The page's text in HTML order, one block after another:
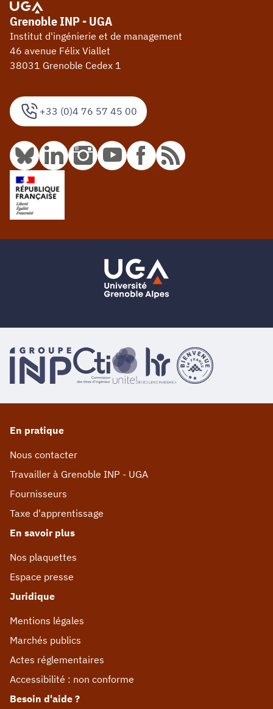
+33 (0)4 76 57 45 00
Grenoble INP - UGA
Institut d'ingénierie et de management
46 avenue Félix Viallet
38031 Grenoble Cedex 1
En pratique
Nous contacter
Travailler à Grenoble INP - UGA
Fournisseurs
Taxe d'apprentissage
En savoir plus
Nos plaquettes
Espace presse
Juridique
Mentions légales
Marchés publics
Actes réglementaires
Accessibilité : non conforme
Besoin d'aide ?